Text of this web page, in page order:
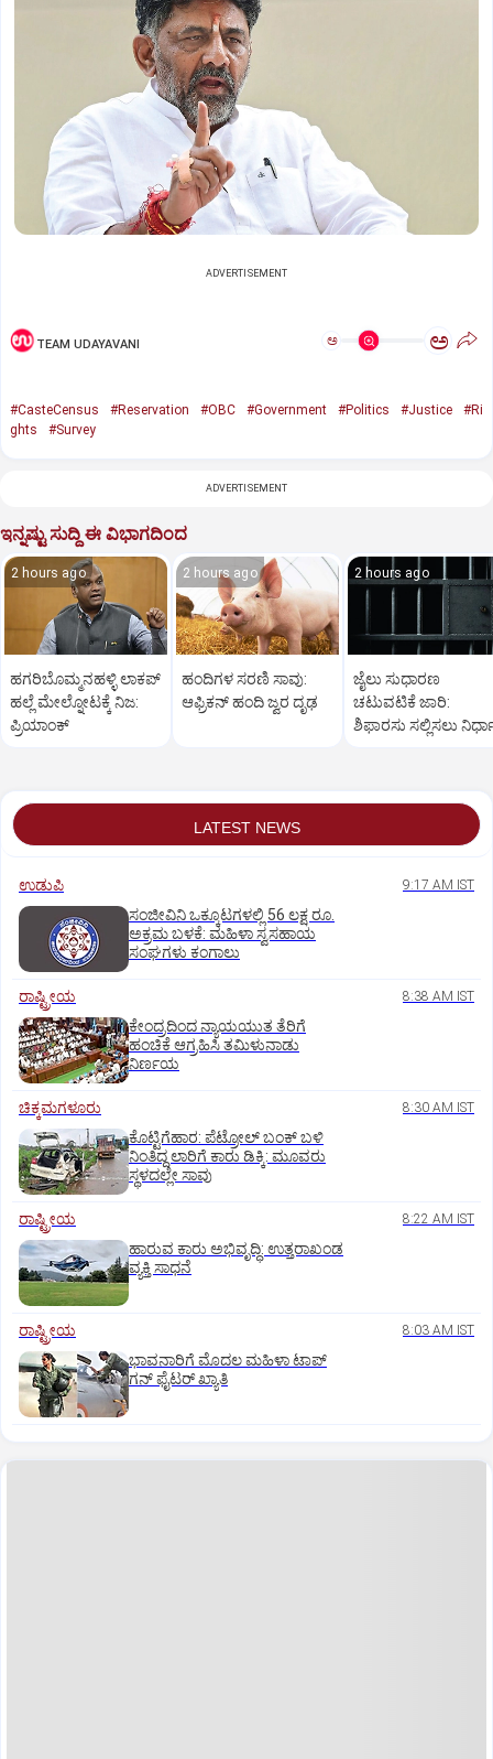
ADVERTISEMENT
TEAM UDAYAVANI ಅ ಅ
#CasteCensus #Reservation #OBC #Government #Politics #Justice
#Ri
ghts
#Survey
ADVERTISEMENT
ಇನ್ನಷ್ಟು ಸುದ್ದಿ ಈ ವಿಭಾಗದಿಂದ
2 hours ago
ಹಗರಿಬೊಮ್ಮನಹಳ್ಳಿ ಲಾಕಪ್‌
ಹಲ್ಲೆ ಮೇಲ್ನೋಟಕ್ಕೆ ನಿಜ:
ಪ್ರಿಯಾಂಕ್‌
2 hours ago
ಹಂದಿಗಳ ಸರಣಿ ಸಾವು:
ಆಫ್ರಿಕನ್‌ ಹಂದಿ ಜ್ವರ ದೃಢ
2 hours ago
ಜೈಲು ಸುಧಾರಣ
ಚಟುವಟಿಕೆ ಜಾರಿ:
ಶಿಫಾರಸು ಸಲ್ಲಿಸಲು
LATEST NEWS
ಉಡುಪಿ 9:17 AM IST
ಸಂಜೀವಿನಿ ಒಕ್ಕೂಟಗಳಲ್ಲಿ 56 ಲಕ್ಷ ರೂ.
ಅಕ್ರಮ ಬಳಕೆ: ಮಹಿಳಾ ಸ್ವಸಹಾಯ
ಸಂಘಗಳು ಕಂಗಾಲು
ರಾಷ್ಟ್ರೀಯ 8:38 AM IST
ಕೇಂದ್ರದಿಂದ ನ್ಯಾಯಯುತ ತೆರಿಗೆ
ಹಂಚಿಕೆ ಆಗ್ರಹಿಸಿ ತಮಿಳುನಾಡು
ನಿರ್ಣಯ
ಚಿಕ್ಕಮಗಳೂರು 8:30 AM IST
ಕೊಟ್ಟಿಗೆಹಾರ: ಪೆಟ್ರೋಲ್ ಬಂಕ್ ಬಳಿ
ನಿಂತಿದ್ದ ಲಾರಿಗೆ ಕಾರು ಡಿಕ್ಕಿ: ಮೂವರು
ಸ್ಥಳದಲ್ಲೇ ಸಾವು
ರಾಷ್ಟ್ರೀಯ 8:22 AM IST
ಹಾರುವ ಕಾರು ಅಭಿವೃದ್ಧಿ: ಉತ್ತರಾಖಂಡ
ವ್ಯಕ್ತಿ ಸಾಧನೆ
ರಾಷ್ಟ್ರೀಯ 8:03 AM IST
ಭಾವನಾರಿಗೆ ಮೊದಲ ಮಹಿಳಾ ಟಾಪ್‌
ಗನ್‌ ಫೈಟರ್‌ ಖ್ಯಾತಿ